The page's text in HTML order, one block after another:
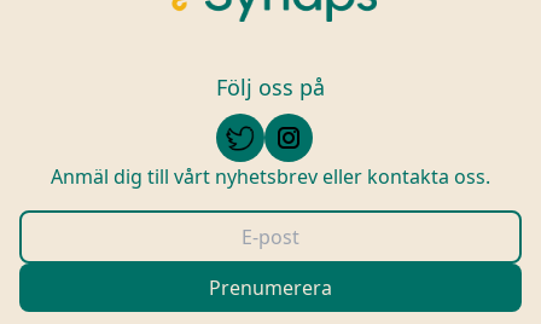
Följ oss på
Anmäl dig till vårt nyhetsbrev eller kontakta oss.